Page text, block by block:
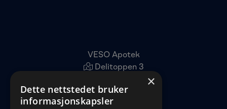
VESO Apotek
Delitoppen 3
22 96 11 00
kundeservice@veso.no
×
Dette nettstedet bruker
informasjonskapsler